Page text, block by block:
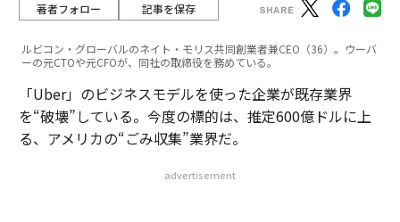
著者フォロー 記事を保存
ルビコン・グローバルのネイト・モリス共同創業者兼CEO（36）。ウーバ
ーの元CTOや元CFOが、同社の取締役を務めている。
「Uber」のビジネスモデルを使った企業が既存業界
を“破壊”している。今度の標的は、推定600億ドルに上
る、アメリカの“ごみ収集”業界だ。
advertisement